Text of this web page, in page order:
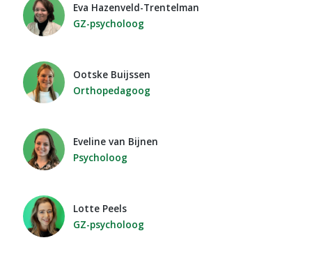
Eva Hazenveld-Trentelman
GZ-psycholoog
Ootske Buijssen
Orthopedagoog
Eveline van Bijnen
Psycholoog
Lotte Peels
GZ-psycholoog